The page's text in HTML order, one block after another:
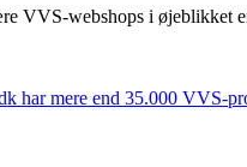
VVS-webshops i øjeblikket
har mere end 35.000 VVS-